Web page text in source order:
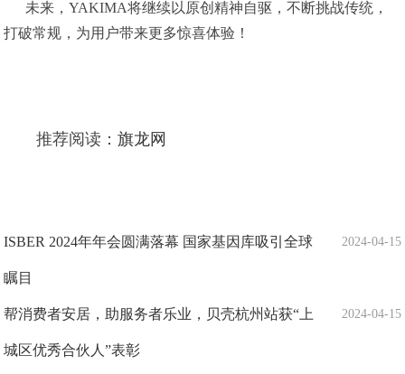
未来，YAKIMA将继续以原创精神自驱，不断挑战传统，
打破常规，为用户带来更多惊喜体验！
推荐阅读：旗龙网
2024-04-15
ISBER 2024年年会圆满落幕 国家基因库吸引全球
瞩目
2024-04-15
帮消费者安居，助服务者乐业，贝壳杭州站获“上
城区优秀合伙人”表彰